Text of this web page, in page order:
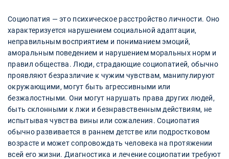
Социопатия — это психическое расстройство личности. Оно
характеризуется нарушением социальной адаптации,
неправильным восприятием и пониманием эмоций,
аморальным поведением и нарушением моральных норм и
правил общества. Люди, страдающие социопатией, обычно
проявляют безразличие к чужим чувствам, манипулируют
окружающими, могут быть агрессивными или
безжалостными. Они могут нарушать права других людей,
быть склонными к лжи и безнравственным действиям, не
испытывая чувства вины или сожаления. Социопатия
обычно развивается в раннем детстве или подростковом
возрасте и может сопровождать человека на протяжении
всей его жизни. Диагностика и лечение социопатии требуют